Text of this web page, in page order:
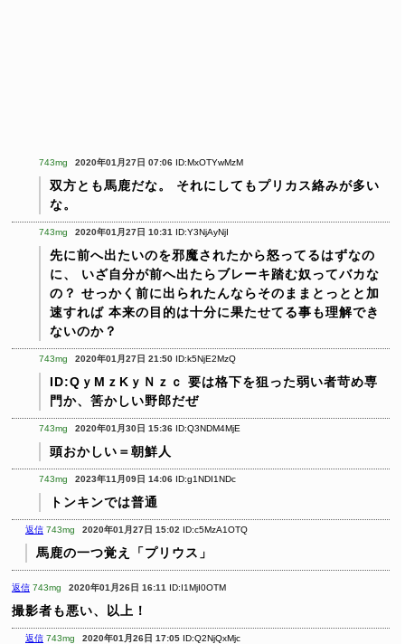
743mg 2020年01月27日 07:06 ID:MxOTYwMzM
双方とも馬鹿だな。
それにしてもプリカス絡みが多い
な。
743mg 2020年01月27日 10:31 ID:Y3NjAyNjI
先に前へ出たいのを邪魔されたから怒ってるはずなの
に、
いざ自分が前へ出たらブレーキ踏む奴ってバカな
の？ せっかく前に出られたんならそのままとっとと加
速すれば 本来の目的は十分に果たせてる事も理解でき
ないのか？
743mg 2020年01月27日 21:50 ID:k5NjE2MzQ
ID:QｙMｚKｙＮｚｃ 要は格下を狙った弱い者苛め専
門か、筈かしい野郎だぜ
743mg 2020年01月30日 15:36 ID:Q3NDM4MjE
頭おかしい＝朝鮮人
743mg 2023年11月09日 14:06 ID:g1NDI1NDc
トンキンでは普通
返信 743mg 2020年01月27日 15:02 ID:c5MzA1OTQ
馬鹿の一つ覚え「プリウス」
返信 743mg 2020年01月26日 16:11 ID:I1MjI0OTM
撮影者も悪い、以上！
返信 743mg 2020年01月26日 17:05 ID:Q2NjQxMjc